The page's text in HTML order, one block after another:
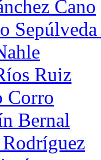
Cano
Ruiz
Corro
Bernal